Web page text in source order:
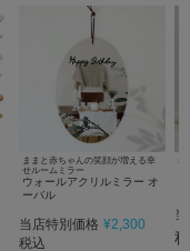
ままと赤ちゃんの笑顔が増える幸
せルームミラー
ウォールアクリルミラー オ
ーバル
当店特別価格 ¥2,300
税込